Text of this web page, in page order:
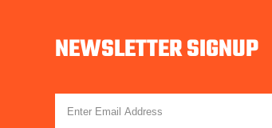
NEWSLETTER SIGNUP